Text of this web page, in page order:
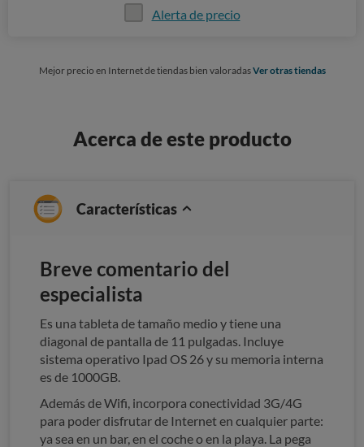
Alerta de precio
Mejor precio en Internet de tiendas bien valoradasVer otras tiendas
Acerca de este producto
Características
Breve comentario del
especialista
Es una tableta de tamaño medio y tiene una
diagonal de pantalla de 11 pulgadas. Incluye
sistema operativo Ipad OS 26 y su memoria interna
es de 1000GB.
Además de Wifi, incorpora conectividad 3G/4G
para poder disfrutar de Internet en cualquier parte:
ya sea en un bar, en el coche o en la playa. La pega